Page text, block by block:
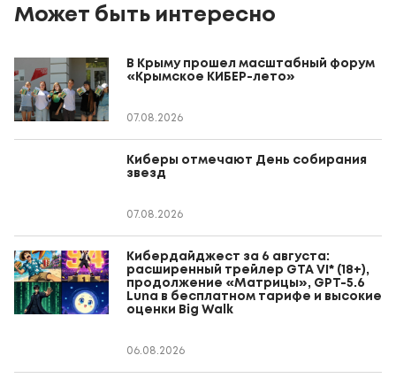
Может быть интересно
В Крыму прошел масштабный форум
«Крымское КИБЕР-лето»
07.08.2026
Киберы отмечают День собирания
звезд
07.08.2026
Кибердайджест за 6 августа:
расширенный трейлер GTA VI* (18+),
продолжение «Матрицы», GPT-5.6
Luna в бесплатном тарифе и высокие
оценки Big Walk
06.08.2026